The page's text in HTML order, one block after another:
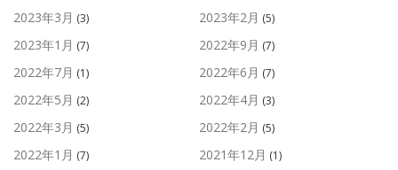
2023年3月 (3) 2023年2月 (5)
2023年1月 (7) 2022年9月 (7)
2022年7月 (1) 2022年6月 (7)
2022年5月 (2) 2022年4月 (3)
2022年3月 (5) 2022年2月 (5)
2022年1月 (7) 2021年12月 (1)